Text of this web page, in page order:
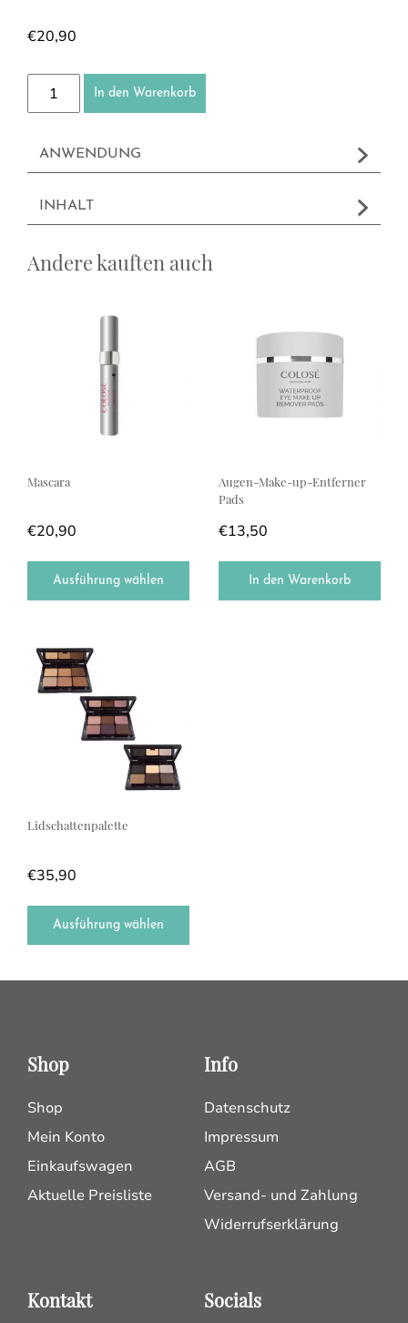
€20,90
Mascara Basic Menge
In den Warenkorb
ANWENDUNG
INHALT
Andere kauften auch
Mascara
€20,90
Ausführung wählen
Augen-Make-up-Entferner
Pads
€13,50
In den Warenkorb
Lidschattenpalette
€35,90
Ausführung wählen
Shop
Shop
Mein Konto
Einkaufswagen
Aktuelle Preisliste
Info
Datenschutz
Impressum
AGB
Versand- und Zahlung
Widerrufserklärung
Kontakt Socials